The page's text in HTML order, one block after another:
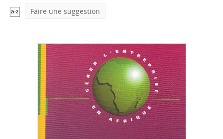
Faire une suggestion